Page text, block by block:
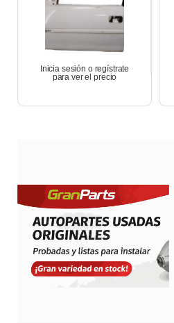
Inicia sesión o regístrate
para ver el precio